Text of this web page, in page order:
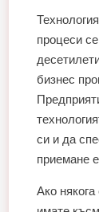
процеси
бизнес
си и да
приемане
Ако